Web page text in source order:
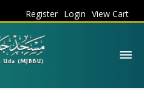
View Cart
Login
Register